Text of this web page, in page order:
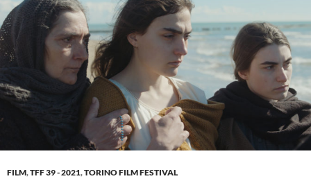
FILM,TFF 39 - 2021,TORINO FILM FESTIVAL